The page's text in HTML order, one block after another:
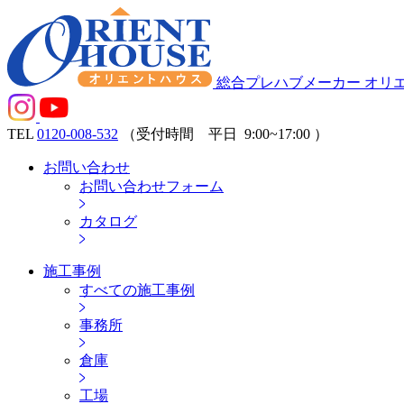
総合プレハブメーカー オリ
TEL 0120-008-532 （受付時間 平日 9:00~17:00 ）
お問い合わせ
お問い合わせフォーム
カタログ
施工事例
すべての施工事例
事務所
倉庫
工場